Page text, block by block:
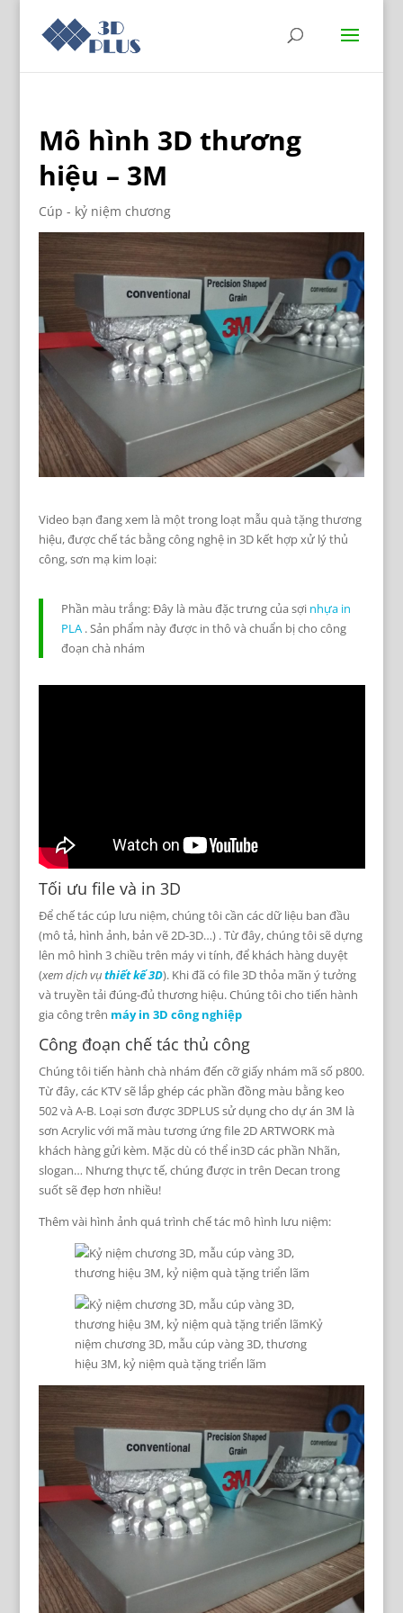
Mô hình 3D thương
hiệu – 3M
Cúp - kỷ niệm chương
Video bạn đang xem là một trong loạt mẫu quà tặng thương
hiệu, được chế tác bằng công nghệ in 3D kết hợp xử lý thủ
công, sơn mạ kim loại:
Phần màu trắng: Đây là màu đặc trưng của sợi nhựa in
PLA . Sản phẩm này được in thô và chuẩn bị cho công
đoạn chà nhám
Tối ưu file và in 3D
Để chế tác cúp lưu niệm, chúng tôi cần các dữ liệu ban đầu
(mô tả, hình ảnh, bản vẽ 2D-3D…) . Từ đây, chúng tôi sẽ dựng
lên mô hình 3 chiều trên máy vi tính, để khách hàng duyệt
(xem dịch vụthiết kế 3D). Khi đã có file 3D thỏa mãn ý tưởng
và truyền tải đúng-đủ thương hiệu. Chúng tôi cho tiến hành
gia công trên máy in 3D công nghiệp
Công đoạn chế tác thủ công
Chúng tôi tiến hành chà nhám đến cỡ giấy nhám mã số p800.
Từ đây, các KTV sẽ lắp ghép các phần đồng màu bằng keo
502 và A-B. Loại sơn được 3DPLUS sử dụng cho dự án 3M là
sơn Acrylic với mã màu tương ứng file 2D ARTWORK mà
khách hàng gửi kèm. Mặc dù có thể in3D các phần Nhãn,
slogan… Nhưng thực tế, chúng được in trên Decan trong
suốt sẽ đẹp hơn nhiều!
Thêm vài hình ảnh quá trình chế tác mô hình lưu niệm: